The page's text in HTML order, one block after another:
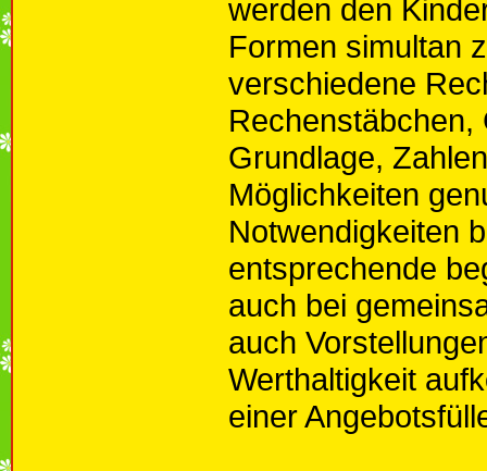
werden den
Formen simultan
verschiedene
Rechenstäbchen,
Grundlage,
Möglichkeiten
Notwendigkeiten
entsprechende
auch bei
auch
Werthaltigkeit
einer